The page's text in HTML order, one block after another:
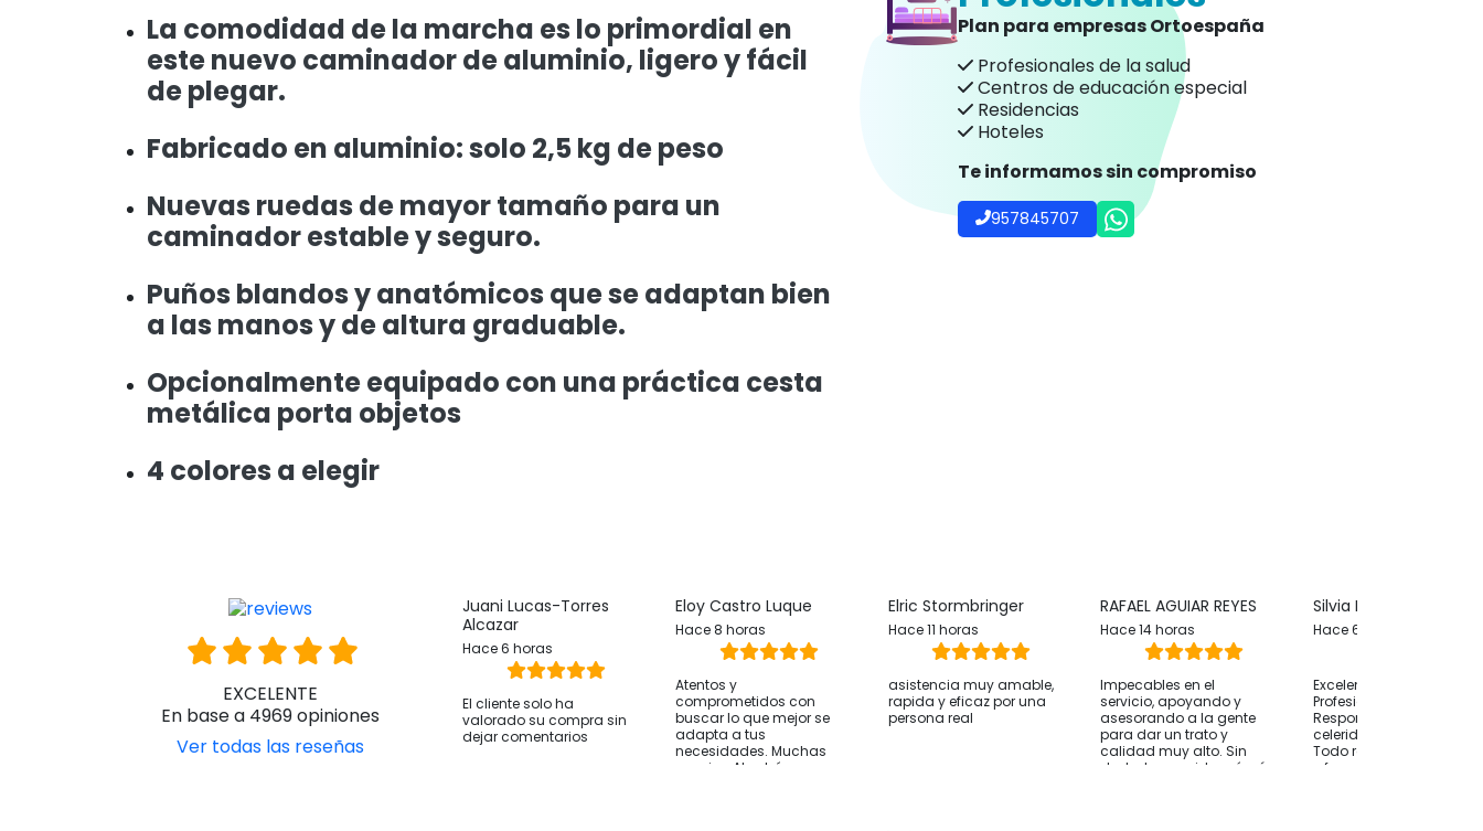
Plan para empresas Ortoespaña
Profesionales de la salud
Centros de educación especial
Residencias
Hoteles
Te informamos sin compromiso
957845707
La comodidad de la marcha es lo primordial en
este nuevo caminador de aluminio, ligero y fácil
de plegar.
Fabricado en aluminio: solo 2,5 kg de peso
Nuevas ruedas de mayor tamaño para un
caminador estable y seguro.
Puños blandos y anatómicos que se adaptan bien
a las manos y de altura graduable.
Opcionalmente equipado con una práctica cesta
metálica porta objetos
4 colores a elegir
EXCELENTE
En base a 4969 opiniones
Ver todas las reseñas
Juani Lucas-Torres
Alcazar
Hace 6 horas
El cliente solo ha
valorado su compra sin
dejar comentarios
Eloy Castro Luque
Hace 8 horas
Atentos y
comprometidos con
buscar lo que mejor se
adapta a tus
necesidades. Muchas
gracias Abrahán.
Elric Stormbringer
Hace 11 horas
asistencia muy amable,
rapida y eficaz por una
persona real
RAFAEL AGUIAR REYES
Hace 14 horas
Impecables en el
servicio, apoyando y
asesorando a la gente
para dar un trato y
calidad muy alto. Sin
duda, la consideraré mí
Silvia Merello
Hace 6 horas
Excelente atención
Profesional y humana
Responsabilidad y
celeridad en la gestión
Todo resuelto en tiempo
y forma Gracias